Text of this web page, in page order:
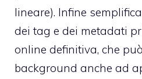
lineare). Infine
dei tag e dei metadati
online definitiva, che
background anche ad